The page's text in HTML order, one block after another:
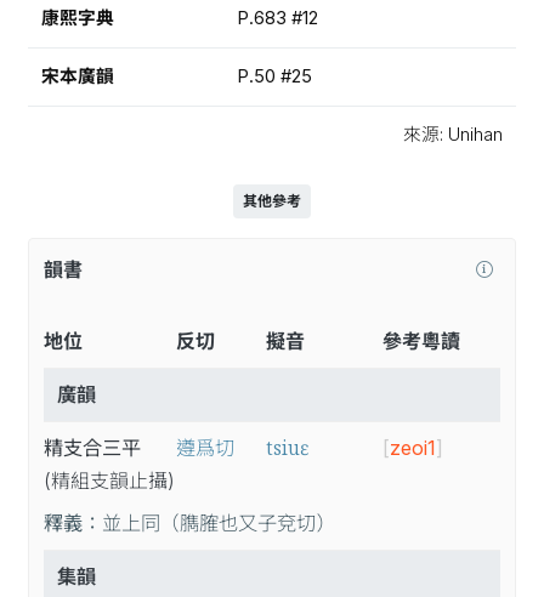
康熙字典 P.683 #12
宋本廣韻 P.50 #25
來源: Unihan
其他參考
韻書
地位 反切 擬音 參考粵讀
廣韻
精支合三平
(精組支韻止攝)
遵爲切 tsiuɛ [zeoi1]
釋義： 並上同（臇𦞦也又子兗切）
集韻